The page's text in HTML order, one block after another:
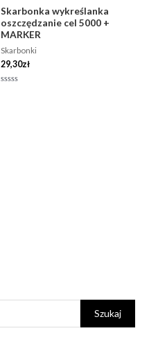
Szukaj
ee
Skarbonka wykreślanka
oszczędzanie cel 5000 +
MARKER
Skarbonki
29,30zł